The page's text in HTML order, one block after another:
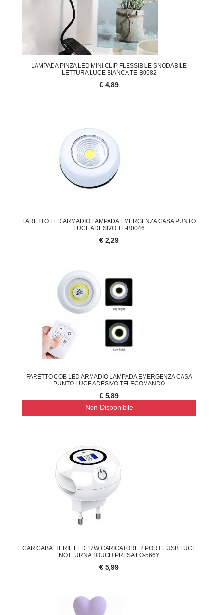
LAMPADA PINZA LED MINI CLIP FLESSIBILE SNODABILE
LETTURA LUCE BIANCA TE-B0582
€ 4,89
FARETTO LED ARMADIO LAMPADA EMERGENZA CASA PUNTO
LUCE ADESIVO TE-B0046
€ 2,29
FARETTO COB LED ARMADIO LAMPADA EMERGENZA CASA
PUNTO LUCE ADESIVO TELECOMANDO
€ 5,89
Non Disponibile
CARICABATTERIE LED 17W CARICATORE 2 PORTE USB LUCE
NOTTURNA TOUCH PRESA FO-566Y
€ 5,99